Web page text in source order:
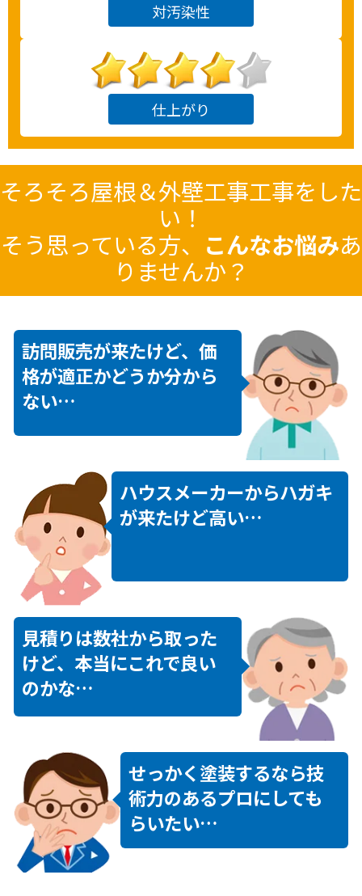
対汚染性
仕上がり
そろそろ屋根＆外壁工事工事をした
い！
そう思っている方、 こんなお悩みあ
りませんか？
訪問販売が来たけど、価
格が適正かどうか分から
ない…
ハウスメーカーからハガキ
が来たけど高い…
見積りは数社から取った
けど、本当にこれで良い
のかな…
せっかく塗装するなら技
術力のあるプロにしても
らいたい…